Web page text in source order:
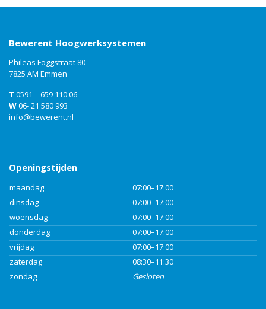
Bewerent Hoogwerksystemen
Phileas Foggstraat 80
7825 AM Emmen
T 0591 – 659 110 06
W06- 21 580 993
info@bewerent.nl
Openingstijden
maandag
07:00–17:00
dinsdag
07:00–17:00
woensdag
07:00–17:00
donderdag
07:00–17:00
vrijdag
07:00–17:00
zaterdag
08:30–11:30
zondag
Gesloten